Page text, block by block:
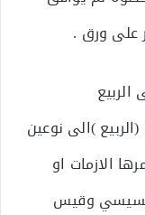
على ورق .
)الى نوعين
الازمات او
السيسي وقيس